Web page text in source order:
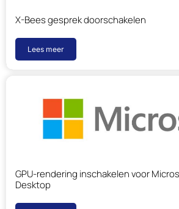
X-Bees gesprek doorschakelen
Lees meer
GPU-rendering inschakelen voor
Desktop